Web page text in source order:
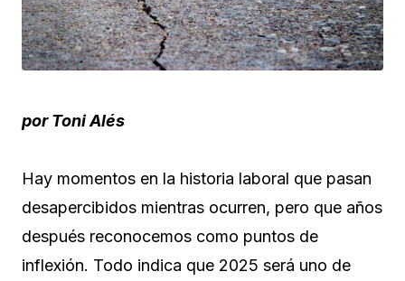
por Toni Alés
Hay momentos en la historia laboral que pasan
desapercibidos mientras ocurren, pero que años
después reconocemos como puntos de
inflexión. Todo indica que 2025 será uno de